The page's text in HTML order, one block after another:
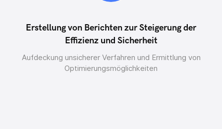
Erstellung von Berichten zur Steigerung der
Effizienz und Sicherheit
Aufdeckung unsicherer Verfahren und Ermittlung von
Optimierungsmöglichkeiten